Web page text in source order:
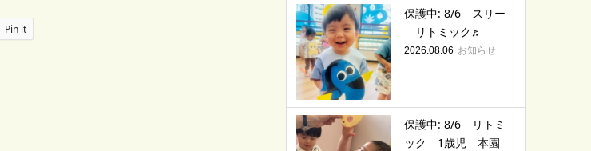
Pin it
保護中: 8/6 スリー
リトミック♬
2026.08.06 お知らせ
保護中: 8/6 リトミ
ック 1歳児 本園